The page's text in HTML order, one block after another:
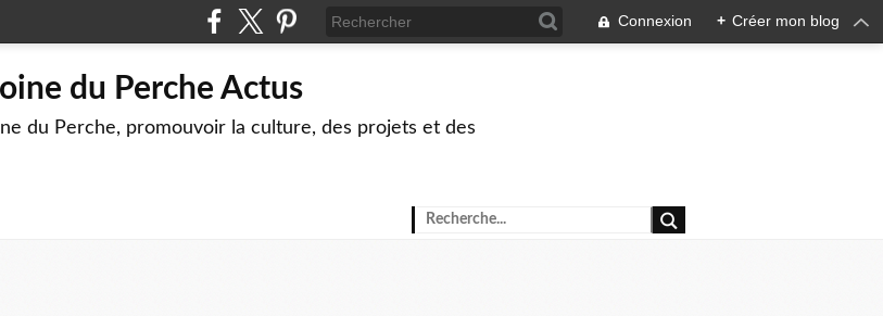
Connexion + Créer mon blog
du Perche Actus
du Perche, promouvoir la culture, des projets et des